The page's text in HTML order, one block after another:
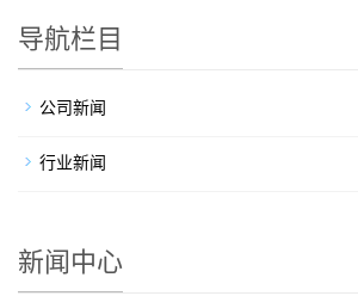
导航栏目
公司新闻
行业新闻
新闻中心